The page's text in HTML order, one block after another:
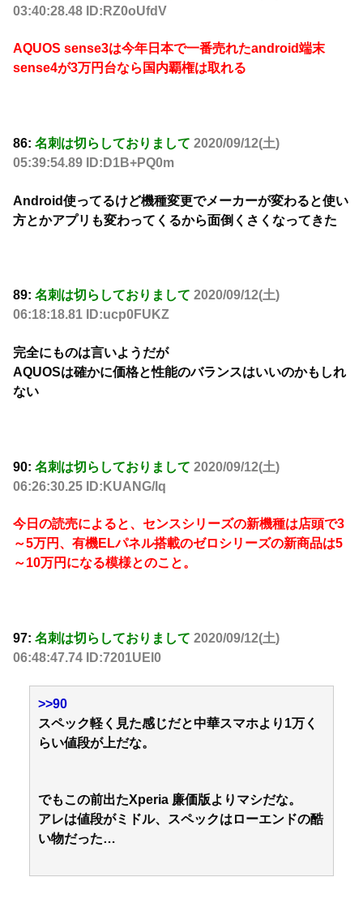
03:40:28.48 ID:RZ0oUfdV
AQUOS sense3は今年日本で一番売れたandroid端末
sense4が3万円台なら国内覇権は取れる
86: 名刺は切らしておりまして 2020/09/12(土)
05:39:54.89 ID:D1B+PQ0m
Android使ってるけど機種変更でメーカーが変わると使い
方とかアプリも変わってくるから面倒くさくなってきた
89: 名刺は切らしておりまして 2020/09/12(土)
06:18:18.81 ID:ucp0FUKZ
完全にものは言いようだが
AQUOSは確かに価格と性能のバランスはいいのかもしれ
ない
90: 名刺は切らしておりまして 2020/09/12(土)
06:26:30.25 ID:KUANG/lq
今日の読売によると、センスシリーズの新機種は店頭で3
～5万円、有機ELパネル搭載のゼロシリーズの新商品は5
～10万円になる模様とのこと。
97: 名刺は切らしておりまして 2020/09/12(土)
06:48:47.74 ID:7201UEl0
>>90
スペック軽く見た感じだと中華スマホより1万く
らい値段が上だな。
でもこの前出たXperia 廉価版よりマシだな。
アレは値段がミドル、スペックはローエンドの酷
い物だった…